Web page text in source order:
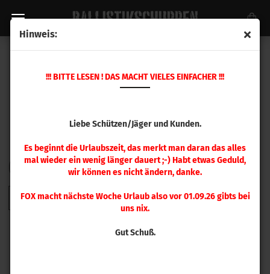
Hinweis:
!!! BITTE LESEN ! DAS MACHT VIELES EINFACHER !!!
Liebe Schützen/Jäger und Kunden.
Es beginnt die Urlaubszeit, das merkt man daran das alles
mal wieder ein wenig länger dauert ;-) Habt etwas Geduld,
wir können es nicht ändern, danke.
FOX macht nächste Woche Urlaub also vor 01.09.26 gibts bei
uns nix.
Gut Schuß.
FILTERSortieren nach
Sortieren nach 48 pro Seite
pro Seite
2 3 4 5 6 7 8 9 »